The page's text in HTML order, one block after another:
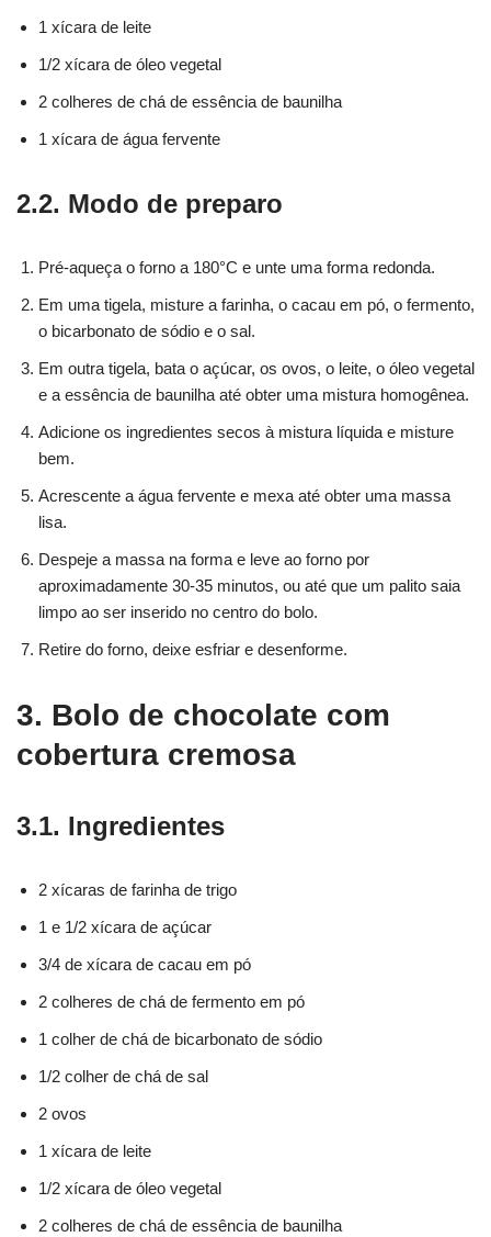
1 xícara de leite
1/2 xícara de óleo vegetal
2 colheres de chá de essência de baunilha
1 xícara de água fervente
2.2. Modo de preparo
Pré-aqueça o forno a 180°C e unte uma forma redonda.
Em uma tigela, misture a farinha, o cacau em pó, o fermento,
o bicarbonato de sódio e o sal.
Em outra tigela, bata o açúcar, os ovos, o leite, o óleo vegetal
e a essência de baunilha até obter uma mistura homogênea.
Adicione os ingredientes secos à mistura líquida e misture
bem.
Acrescente a água fervente e mexa até obter uma massa
lisa.
Despeje a massa na forma e leve ao forno por
aproximadamente 30-35 minutos, ou até que um palito saia
limpo ao ser inserido no centro do bolo.
Retire do forno, deixe esfriar e desenforme.
3. Bolo de chocolate com
cobertura cremosa
3.1. Ingredientes
2 xícaras de farinha de trigo
1 e 1/2 xícara de açúcar
3/4 de xícara de cacau em pó
2 colheres de chá de fermento em pó
1 colher de chá de bicarbonato de sódio
1/2 colher de chá de sal
2 ovos
1 xícara de leite
1/2 xícara de óleo vegetal
2 colheres de chá de essência de baunilha